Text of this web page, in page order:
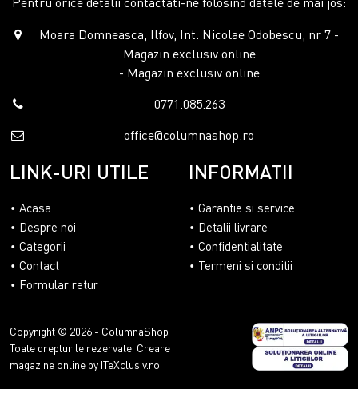
Moara Domneasca, Ilfov, Int. Nicolae Odobescu, nr 7 -
Magazin exclusiv online
- Magazin exclusiv online
0771.085.263
office@columnashop.ro
LINK-URI UTILE
Acasa
Despre noi
Categorii
Contact
Formular retur
INFORMATII
Garantie si service
Detalii livrare
Confidentialitate
Termeni si conditii
Copyright © 2026 - ColumnaShop |
Toate drepturile rezervate. Creare
magazine online by ITeXclusiv.ro